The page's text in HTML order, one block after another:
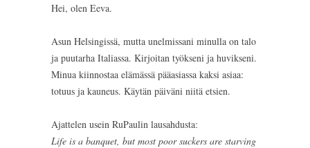
Hei, olen Eeva.
Asun Helsingissä, mutta unelmissani minulla on talo
ja puutarha Italiassa. Kirjoitan työkseni ja huvikseni.
Minua kiinnostaa elämässä pääasiassa kaksi asiaa:
totuus ja kauneus. Käytän päiväni niitä etsien.
Ajattelen usein RuPaulin lausahdusta:
Life is a banquet, but most poor suckers are starving